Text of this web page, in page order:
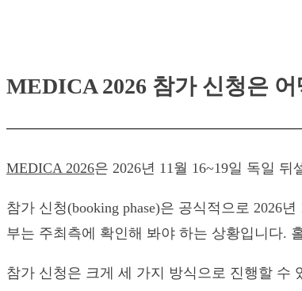
MEDICA 2026 참가 신청은
MEDICA 2026은 2026년 11월 16~19일 독일
참가 신청(booking phase)은 공식적으로 2026
부는 주최측에 확인해 봐야 하는 상황입니다.
참가 신청은 크게 세 가지 방식으로 진행할 수